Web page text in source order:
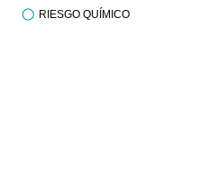
RIESGO QUÍMICO